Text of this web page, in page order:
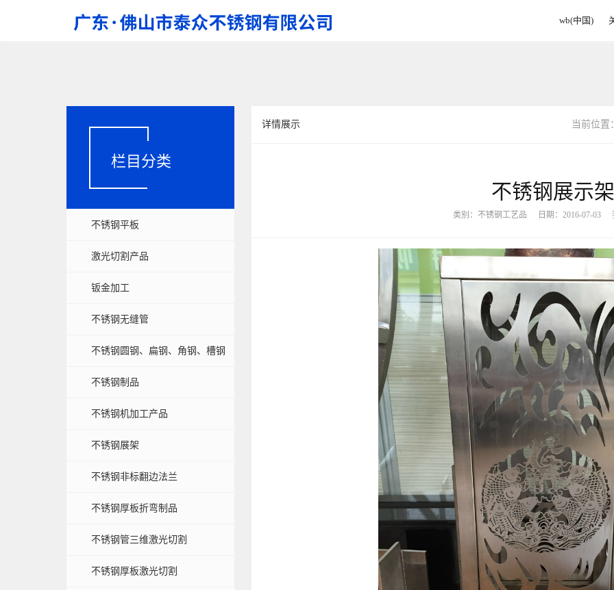
wb(中国)
栏目分类
不锈钢平板
激光切割产品
钣金加工
不锈钢无缝管
不锈钢圆钢、扁钢、角钢、槽钢
不锈钢制品
不锈钢机加工产品
不锈钢展架
不锈钢非标翻边法兰
不锈钢厚板折弯制品
不锈钢管三维激光切割
不锈钢厚板激光切割
详情展示 当前位置
不锈钢展示架
类别： 不锈钢工艺品 日期：2016-07-03